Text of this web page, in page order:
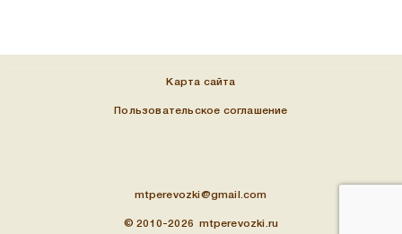
Карта сайта
Пользовательское соглашение
mtperevozki@gmail.com
© 2010-2026 mtperevozki.ru